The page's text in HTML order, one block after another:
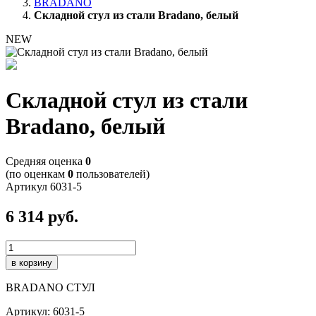
Складной стул из стали Bradano, белый
NEW
Складной стул из стали
Bradano, белый
Cредняя оценка 0
(по оценкам 0 пользователей)
Артикул 6031-5
6 314 руб.
в корзину
BRADANO СТУЛ
Артикул: 6031-5